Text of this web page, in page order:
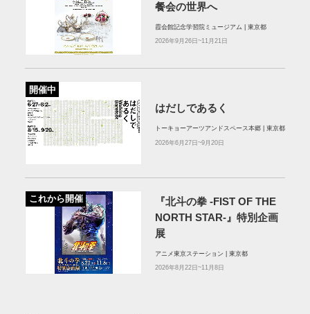
餐会の世界へ
霞会館記念学習院ミュージアム | 東京都
2026年9月26日~11月21日
開催中
はだしであるく
トーキョーアーツアンドスペース本郷 | 東京都
2026年6月27日~9月20日
これから開催
『北斗の拳 -FIST OF THE
NORTH STAR-』特別企画
展
アニメ東京ステーション | 東京都
2026年8月22日~11月8日